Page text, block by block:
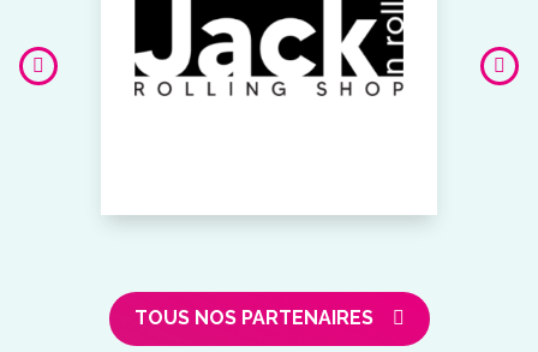
TOUS NOS PARTENAIRES